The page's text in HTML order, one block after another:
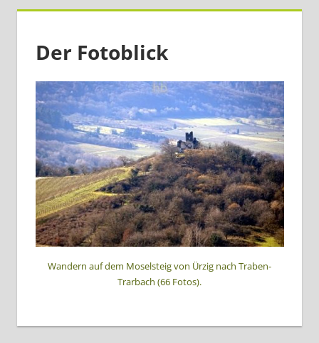
Der Fotoblick
Wandern auf dem Moselsteig von Ürzig nach Traben-
Trarbach (66 Fotos).